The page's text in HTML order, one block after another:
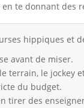
te donnant des
hippiques et
avant de miser.
terrain, le jockey
du budget.
tirer des